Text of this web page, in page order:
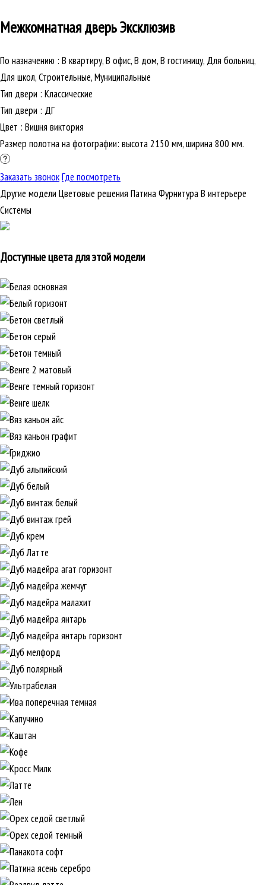
Межкомнатная дверьЭксклюзив
По назначению : В квартиру, В офис, В дом, В гостиницу, Для больниц,
Для школ, Строительные, Муниципальные
Тип двери : Классические
Тип двери : ДГ
Цвет : Вишня виктория
Размер полотна на фотографии: высота 2150 мм, ширина 800 мм.
Заказать звонокГде посмотреть
Другие модели Цветовые решения ПатинаФурнитураВ интерьере
Cистемы
Доступные цвета для этой модели